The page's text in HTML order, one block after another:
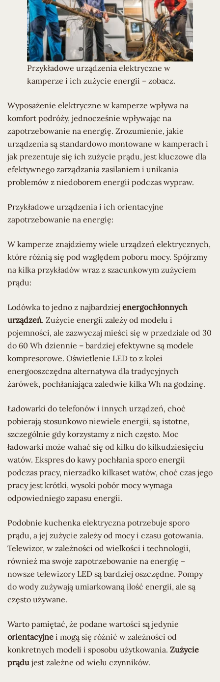
Przykładowe urządzenia elektryczne w
kamperze i ich zużycie energii – zobacz.
Wyposażenie elektryczne w kamperze wpływa na
komfort podróży, jednocześnie wpływając na
zapotrzebowanie na energię. Zrozumienie, jakie
urządzenia są standardowo montowane w kamperach i
jak prezentuje się ich zużycie prądu, jest kluczowe dla
efektywnego zarządzania zasilaniem i unikania
problemów z niedoborem energii podczas wypraw.
Przykładowe urządzenia i ich orientacyjne
zapotrzebowanie na energię:
W kamperze znajdziemy wiele urządzeń elektrycznych,
które różnią się pod względem poboru mocy. Spójrzmy
na kilka przykładów wraz z szacunkowym zużyciem
prądu:
Lodówka to jedno z najbardziej energochłonnych
urządzeń. Zużycie energii zależy od modelu i
pojemności, ale zazwyczaj mieści się w przedziale od 30
do 60 Wh dziennie – bardziej efektywne są modele
kompresorowe. Oświetlenie LED to z kolei
energooszczędna alternatywa dla tradycyjnych
żarówek, pochłaniająca zaledwie kilka Wh na godzinę.
Ładowarki do telefonów i innych urządzeń, choć
pobierają stosunkowo niewiele energii, są istotne,
szczególnie gdy korzystamy z nich często. Moc
ładowarki może wahać się od kilku do kilkudziesięciu
watów. Ekspres do kawy pochłania sporo energii
podczas pracy, nierzadko kilkaset watów, choć czas jego
pracy jest krótki, wysoki pobór mocy wymaga
odpowiedniego zapasu energii.
Podobnie kuchenka elektryczna potrzebuje sporo
prądu, a jej zużycie zależy od mocy i czasu gotowania.
Telewizor, w zależności od wielkości i technologii,
również ma swoje zapotrzebowanie na energię –
nowsze telewizory LED są bardziej oszczędne. Pompy
do wody zużywają umiarkowaną ilość energii, ale są
często używane.
Warto pamiętać, że podane wartości są jedynie
orientacyjne i mogą się różnić w zależności od
konkretnych modeli i sposobu użytkowania. Zużycie
prądu jest zależne od wielu czynników.